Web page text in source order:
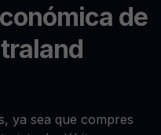
de
ya sea que compres